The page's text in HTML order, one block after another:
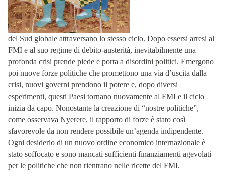
del Sud globale attraversano lo stesso ciclo. Dopo essersi arresi al
FMI e al suo regime di debito-austerità, inevitabilmente una
profonda crisi prende piede e porta a disordini politici. Emergono
poi nuove forze politiche che promettono una via d’uscita dalla
crisi, nuovi governi prendono il potere e, dopo diversi
esperimenti, questi Paesi tornano nuovamente al FMI e il ciclo
inizia da capo. Nonostante la creazione di “nostre politiche”,
come osservava Nyerere, il rapporto di forze è stato così
sfavorevole da non rendere possibile un’agenda indipendente.
Ogni desiderio di un nuovo ordine economico internazionale è
stato soffocato e sono mancati sufficienti finanziamenti agevolati
per le politiche che non rientrano nelle ricette del FMI.